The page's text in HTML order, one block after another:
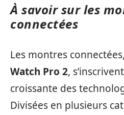
À savoir sur les
connectées
Les montres
Watch Pro 2,
croissante des
Divisées en plusieurs